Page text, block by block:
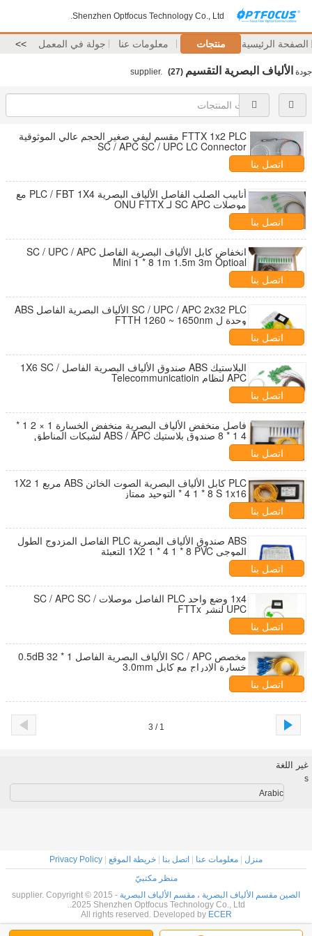
Shenzhen Optfocus Technology Co., Ltd.
الصفحة الرئيسية منتجات معلومات عنا جولة في المعمل >>
جودة الألياف البصرية التقسيم (27)
FTTX 1x2 PLC مقسم ليفي صغير الحجم عالي الموثوقية
SC / APC SC / UPC LC Connector
اتصل بنا
أنابيب الصلب الفاصل الألياف البصرية PLC / FBT 1X4 مع
موصلات SC APC لـ ONU FTTX
اتصل بنا
انخفاض كابل الألياف البصرية الفاصل SC / UPC / APC
Mini 1 * 8 1m 1.5m 3m Optioal
اتصل بنا
SC / UPC / APC 2x32 PLC الألياف البصرية الفاصل ABS
وحدة ل FTTH 1260 ~ 1650nm
اتصل بنا
البلاستيك ABS صندوق الألياف البصرية الفاصل 1X6 SC /
APC لنظام Telecommunicatioin
اتصل بنا
فاصل منخفض الألياف البصرية منخفض الخسارة 1 × 2 1 *
4 1 * 8 صندوق بلاستيك ABS / APC لشبكات المناطق
المحلية
اتصل بنا
PLC كابل الألياف البصرية الصوت الخائن ABS مربع 1X2 1
* 4 1 * 8 S 1x16 التوحيد ممتاز
اتصل بنا
ABS صندوق الألياف البصرية PLC الفاصل المزدوج الطول
الموجي 1X2 1 * 4 1 * 8 PVC التعبئة
اتصل بنا
1x4 وضع واحد PLC الفاصل موصلات SC / APC SC /
UPC لنشر FTTx
اتصل بنا
مخصص SC / APC الألياف البصرية الفاصل 1 * 32 0.5dB
خسارة الإدراج مع كابل 3.0mm
اتصل بنا
1 / 3
غير اللغة
s
Arabic
منزل معلومات عنا اتصل بنا خريطة الموقع
Privacy Policy
منظر مكتبيّ
الصين مقسم الألياف البصرية ، مقسم الألياف البصرية supplier. Copyright © 2015 -
2025 Shenzhen Optfocus Technology Co., Ltd..
All rights reserved. Developed by ECER